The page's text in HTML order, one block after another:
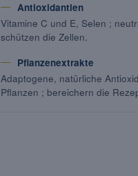
Antioxidantien
Vitamine C und E, Selen ;
schützen die Zellen.
Pflanzenextrakte
Adaptogene, natürliche
Pflanzen ; bereichern die